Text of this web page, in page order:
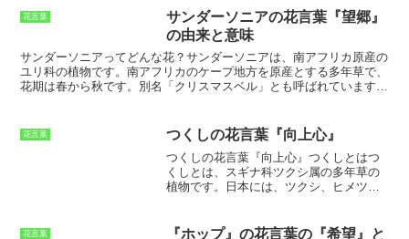
って大切な徳目です。
ています。トルコキキョウの花は、花びらが薄く、繊細なグラデーシ
ョンを描くのが特徴です。花色は、白、ピンク、紫、ブルーなど、さ
まざまなものがあります。また、トルコキキョウの花は、花持ちがよ
く、長く楽しむことができることも魅力です。トルコキキョウの
「清々しい美しさ」は、その花姿の美しさだけでなく、その花持ちの
良さからも感じることができます。トルコキキョウの花は、花瓶に生
花言葉
サンダーソニアの花言葉『望郷』
の由来と意味
サンダーソニアってどんな花？サンダーソニアは、南アフリカ原産の
ユリ科の植物です。南アフリカのケープ地方を原産とする多年草で、
花期は春から秋です。別名「クリスマスベル」とも呼ばれています。
言葉は「望郷」で、故郷を想う気持ちや、旅先での思い出を表現する
のにふさわしい花とされています。
花言葉 つくしの花言葉『向上心』
つくしの花言葉『向上心』つくしとはつ
くしとは、スギナ科ツクシ属の多年草の
植物です。日本には、ツクシ、ヒメツク
川敷などに分布しています。ヒメツクシ
花言葉
『ホップ』の花言葉の『希望』と